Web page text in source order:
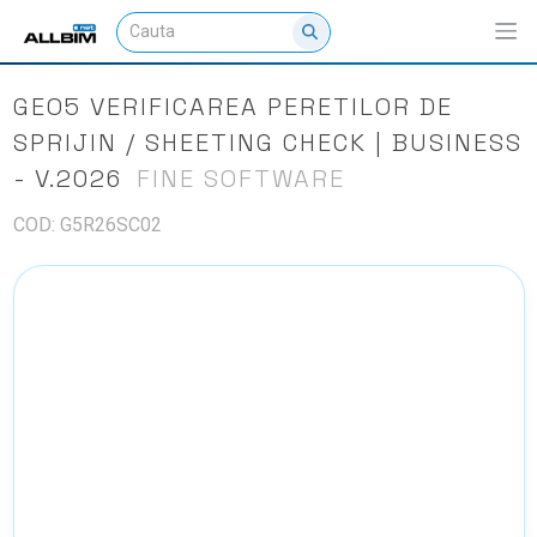
GEO5 VERIFICAREA PERETILOR DE
SPRIJIN / SHEETING CHECK | BUSINESS
- V.2026
FINE SOFTWARE
COD: G5R26SC02